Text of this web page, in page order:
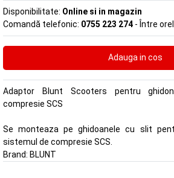
Disponibilitate: Online si in magazin
Comandă telefonic: 0755 223 274 - Între
Adaptor Blunt Scooters pentru
compresie SCS
Se monteaza pe ghidoanele cu slit
sistemul de compresie SCS.
Brand: BLUNT